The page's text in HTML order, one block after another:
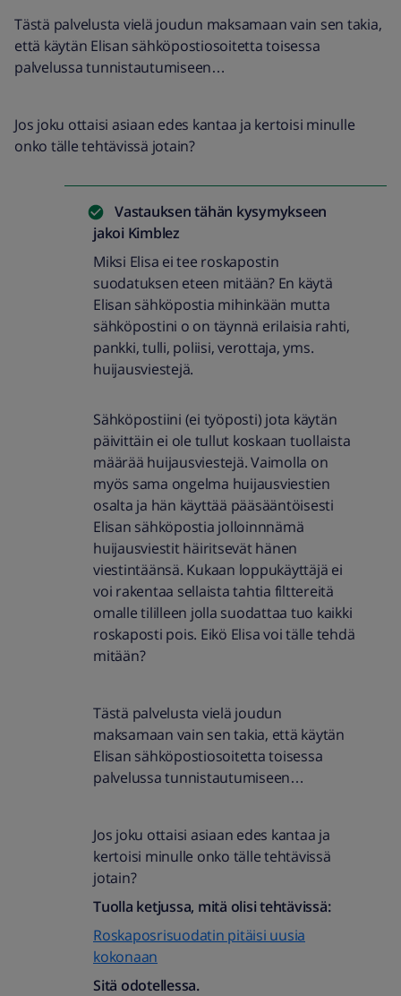
Tästä palvelusta vielä joudun maksamaan vain sen takia,
että käytän Elisan sähköpostiosoitetta toisessa
palvelussa tunnistautumiseen…
Jos joku ottaisi asiaan edes kantaa ja kertoisi minulle
onko tälle tehtävissä jotain?
Vastauksen tähän kysymykseen
jakoi Kimblez
Miksi Elisa ei tee roskapostin
suodatuksen eteen mitään? En käytä
Elisan sähköpostia mihinkään mutta
sähköpostini o on täynnä erilaisia rahti,
pankki, tulli, poliisi, verottaja, yms.
huijausviestejä.
Sähköpostiini (ei työposti) jota käytän
päivittäin ei ole tullut koskaan tuollaista
määrää huijausviestejä. Vaimolla on
myös sama ongelma huijausviestien
osalta ja hän käyttää pääsääntöisesti
Elisan sähköpostia jolloinnnämä
huijausviestit häiritsevät hänen
viestintäänsä. Kukaan loppukäyttäjä ei
voi rakentaa sellaista tahtia filttereitä
omalle tililleen jolla suodattaa tuo kaikki
roskaposti pois. Eikö Elisa voi tälle tehdä
mitään?
Tästä palvelusta vielä joudun
maksamaan vain sen takia, että käytän
Elisan sähköpostiosoitetta toisessa
palvelussa tunnistautumiseen…
Jos joku ottaisi asiaan edes kantaa ja
kertoisi minulle onko tälle tehtävissä
jotain?
Tuolla ketjussa, mitä olisi tehtävissä:
Roskaposrisuodatin pitäisi uusia
kokonaan
Sitä odotellessa.